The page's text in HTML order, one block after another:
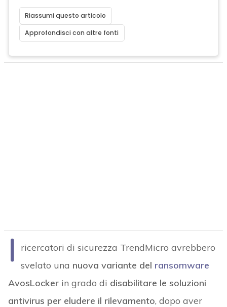
Riassumi questo articolo
Approfondisci con altre fonti
I
ricercatori di sicurezza TrendMicro avrebbero
svelato una nuova variante del ransomware
AvosLockerin grado di disabilitare le soluzioni
antivirus per eludere il rilevamento, dopo aver